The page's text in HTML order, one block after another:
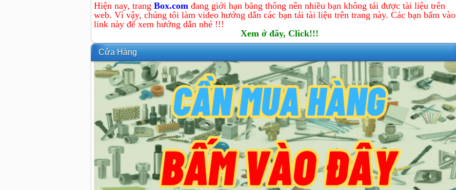
Hiện nay, trang Box.com đang giới hạn băng thông nên nhiều bạn không tải được tài liệu trên
web. Vì vậy, chúng tôi làm video hướng dẫn các bạn tải tài liệu trên trang này. Các bạn bấm vào
link này để xem hướng dẫn nhé !!!
Xem ở đây, Click!!!
Cửa Hàng